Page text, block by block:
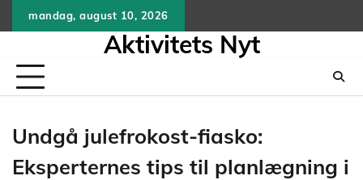
to
mandag, august 10, 2026
Aktivitets Nyt
Undgå julefrokost-fiasko:
Eksperternes tips til planlægning i